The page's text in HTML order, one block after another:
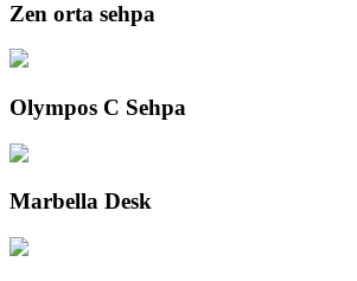
Zen orta sehpa
Olympos C Sehpa
Marbella Desk